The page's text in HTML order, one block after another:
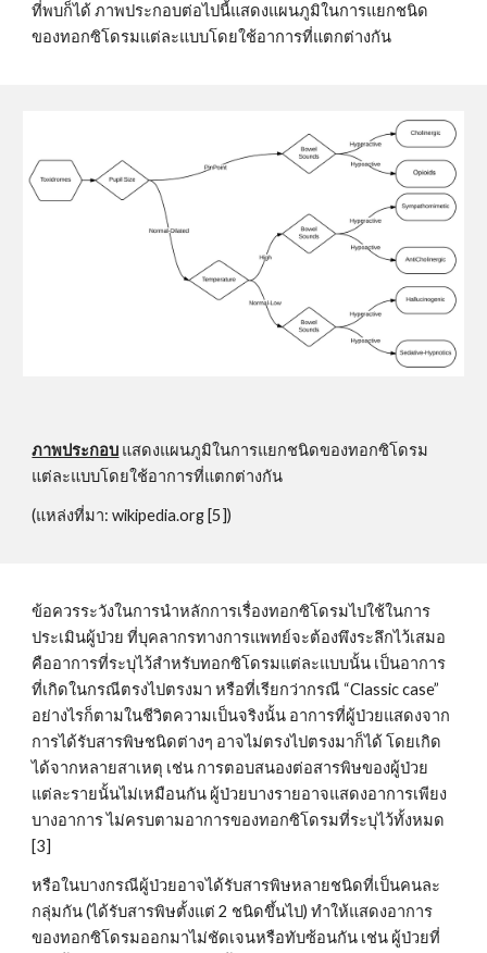
ที่พบก็ได้ ภาพประกอบต่อไปนี้แสดงแผนภูมิในการแยกชนิด
ของทอกซิโดรมแต่ละแบบโดยใช้อาการที่แตกต่างกัน
ภาพประกอบ แสดงแผนภูมิในการแยกชนิดของทอกซิโดรม
แต่ละแบบโดยใช้อาการที่แตกต่างกัน
(แหล่งที่มา: wikipedia.org [5])
ข้อควรระวังในการนำหลักการเรื่องทอกซิโดรมไปใช้ในการ
ประเมินผู้ป่วย ที่บุคลากรทางการแพทย์จะต้องพึงระลึกไว้เสมอ
คืออาการที่ระบุไว้สำหรับทอกซิโดรมแต่ละแบบนั้น เป็นอาการ
ที่เกิดในกรณีตรงไปตรงมา หรือที่เรียกว่ากรณี “Classic case”
อย่างไรก็ตามในชีวิตความเป็นจริงนั้น อาการที่ผู้ป่วยแสดงจาก
การได้รับสารพิษชนิดต่างๆ อาจไม่ตรงไปตรงมาก็ได้ โดยเกิด
ได้จากหลายสาเหตุ เช่น การตอบสนองต่อสารพิษของผู้ป่วย
แต่ละรายนั้นไม่เหมือนกัน ผู้ป่วยบางรายอาจแสดงอาการเพียง
บางอาการ ไม่ครบตามอาการของทอกซิโดรมที่ระบุไว้ทั้งหมด
[3]
หรือในบางกรณีผู้ป่วยอาจได้รับสารพิษหลายชนิดที่เป็นคนละ
กลุ่มกัน (ได้รับสารพิษตั้งแต่ 2 ชนิดขึ้นไป) ทำให้แสดงอาการ
ของทอกซิโดรมออกมาไม่ชัดเจนหรือทับซ้อนกัน เช่น ผู้ป่วยที่